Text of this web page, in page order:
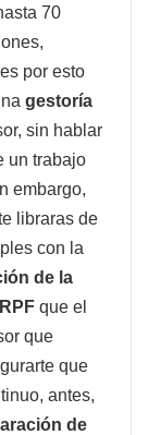
70
por esto
gestoría
sin hablar
un trabajo
embargo,
libraras de
con la
de la
que el
que
que
antes,
de